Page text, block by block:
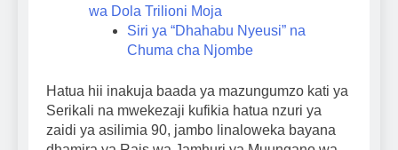
wa Dola Trilioni Moja
Siri ya “Dhahabu Nyeusi” na
Chuma cha Njombe
Hatua hii inakuja baada ya mazungumzo kati ya
Serikali na mwekezaji kufikia hatua nzuri ya
zaidi ya asilimia 90, jambo linaloweka bayana